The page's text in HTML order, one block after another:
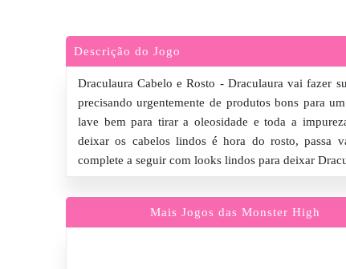
Descrição do Jogo
Draculaura Cabelo e Rosto - Draculaura vai fazer
precisando urgentemente de produtos bons para
lave bem para tirar a oleosidade e toda a
deixar os cabelos lindos é hora do rosto, passa
complete a seguir com looks lindos para deixar
Mais Jogos das Monster High